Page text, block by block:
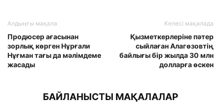
Алдыңғы мақала
Продюсер ағасынан
зорлық көрген Нұрғали
Нұғман тағы да мәлімдеме
жасады
Келесі мақалада
Қызметкерлеріне пәтер
сыйлаған Алагөзовтің
байлығы бір жылда 30 млн
долларға өскен
БАЙЛАНЫСТЫ МАҚАЛАЛАР